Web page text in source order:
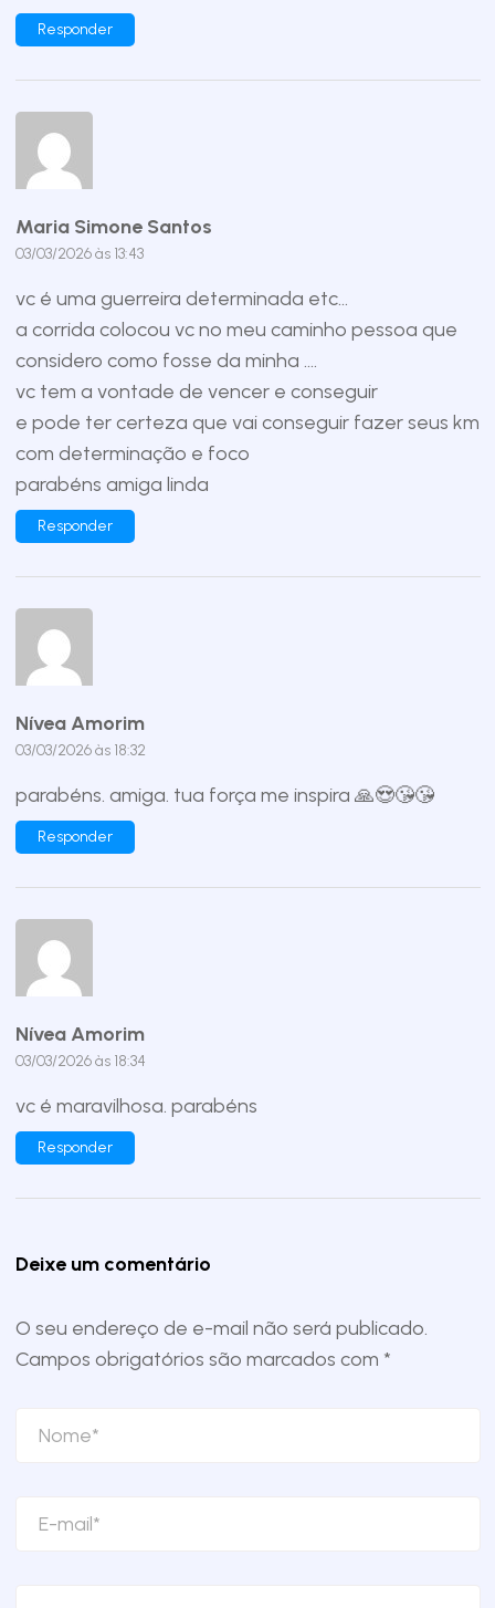
Responder
Maria Simone Santos
03/03/2026 às 13:43
vc é uma guerreira determinada etc…
a corrida colocou vc no meu caminho pessoa que
considero como fosse da minha ….
vc tem a vontade de vencer e conseguir
e pode ter certeza que vai conseguir fazer seus km
com determinação e foco
parabéns amiga linda
Responder
Nívea Amorim
03/03/2026 às 18:32
parabéns. amiga. tua força me inspira 🙏😍😘😘
Responder
Nívea Amorim
03/03/2026 às 18:34
vc é maravilhosa. parabéns
Responder
Deixe um comentário
O seu endereço de e-mail não será publicado.
Campos obrigatórios são marcados com *